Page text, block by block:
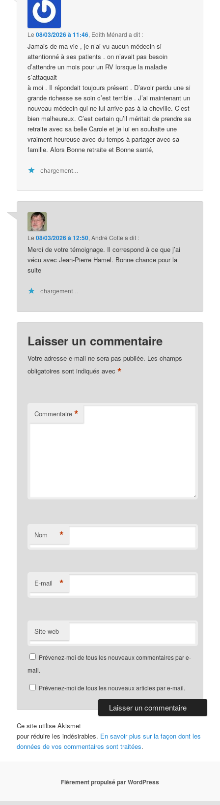
Le08/03/2026 à 11:46, Edith Ménard a dit :
Jamais de ma vie , je n’ai vu aucun médecin si
attentionné à ses patients . on n’avait pas besoin
d’attendre un mois pour un RV lorsque la maladie
s’attaquait
à moi . Il répondait toujours présent . D’avoir perdu une si
grande richesse se soin c’est terrible . J’ai maintenant un
nouveau médecin qui ne lui arrive pas à la cheville. C’est
bien malheureux. C’est certain qu’il méritait de prendre sa
retraite avec sa belle Carole et je lui en souhaite une
vraiment heureuse avec du temps à partager avec sa
famille. Alors Bonne retraite et Bonne santé,
chargement…
Le08/03/2026 à 12:50,André Cotte a dit :
Merci de votre témoignage. Il correspond à ce que j’ai
vécu avec Jean-Pierre Hamel. Bonne chance pour la
suite
chargement…
Laisser un commentaire
Votre adresse e-mail ne sera pas publiée. Les champs
obligatoires sont indiqués avec*
Commentaire *
Nom *
E-mail *
Site web
Prévenez-moi de tous les nouveaux commentaires par e-
mail.
Prévenez-moi de tous les nouveaux articles par e-mail.
Ce site utilise Akismet
pour réduire les indésirables. En savoir plus sur la façon dont les
données de vos commentaires sont traitées.
Fièrement propulsé par WordPress